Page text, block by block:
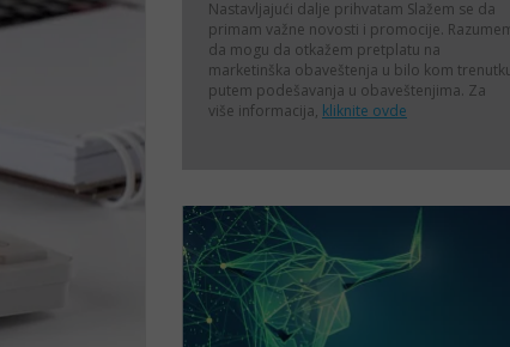
Nastavljajući dalje prihvatam Slažem se da
primam važne novosti i promocije.
da mogu da otkažem pretplatu na
marketinška obaveštenja u bilo kom
putem podešavanja u obaveštenjima. Za
više informacija, kliknite ovde